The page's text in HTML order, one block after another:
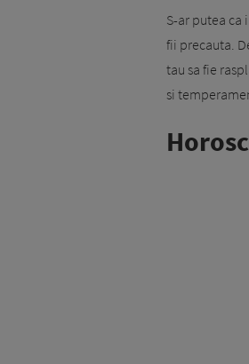
S-ar putea ca
fii precauta.
tau sa fie
si